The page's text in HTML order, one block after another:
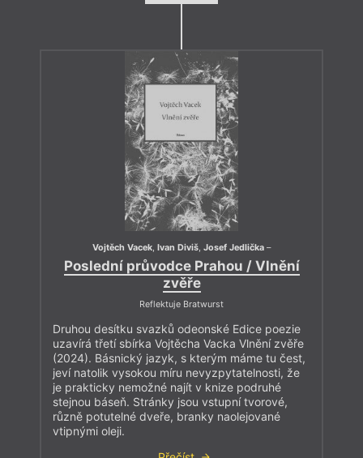
Vojtěch Vacek, Ivan Diviš, Josef Jedlička –
Poslední průvodce Prahou / Vlnění
zvěře
Reflektuje Bratwurst
Druhou desítku svazků odeonské Edice poezie
uzavírá třetí sbírka Vojtěcha Vacka Vlnění zvěře
(2024). Básnický jazyk, s kterým máme tu čest,
jeví natolik vysokou míru nevyzpytatelnosti, že
je prakticky nemožné najít v knize podruhé
stejnou báseň. Stránky jsou vstupní tvorové,
různě potutelné dveře, branky naolejované
vtipnými oleji.